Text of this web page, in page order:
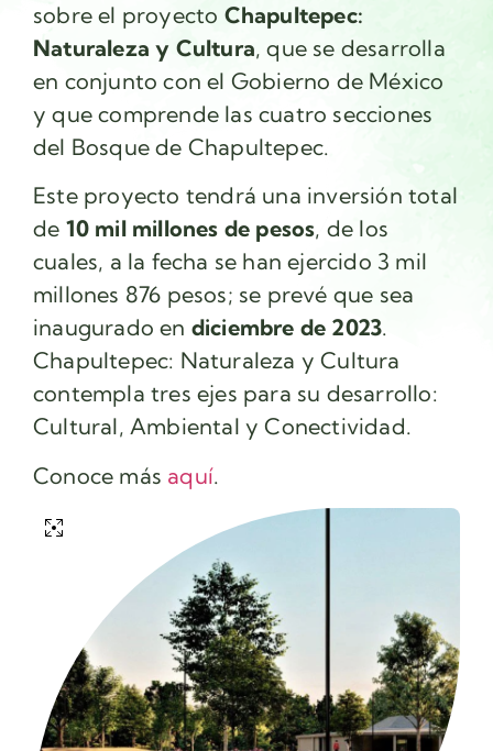
sobre el proyecto Chapultepec:
Naturaleza y Cultura, que se desarrolla
en conjunto con el Gobierno de México
y que comprende las cuatro secciones
del Bosque de Chapultepec.
Este proyecto tendrá una inversión total
de 10 mil millones de pesos, de los
cuales, a la fecha se han ejercido 3 mil
millones 876 pesos; se prevé que sea
inaugurado en diciembre de 2023.
Chapultepec: Naturaleza y Cultura
contempla tres ejes para su desarrollo:
Cultural, Ambiental y Conectividad.
Conoce más aquí.